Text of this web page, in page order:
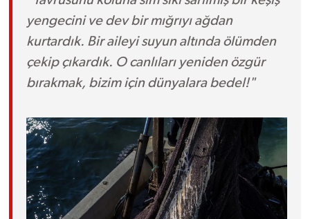
yengecini ve dev bir mığrıyı ağdan
kurtardık. Bir aileyi suyun altında ölümden
çekip çıkardık. O canlıları yeniden özgür
bırakmak, bizim için dünyalara bedel!"